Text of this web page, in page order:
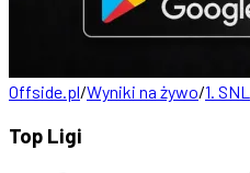
Offside.pl/Wyniki na żywo/1. SNL
Top Ligi